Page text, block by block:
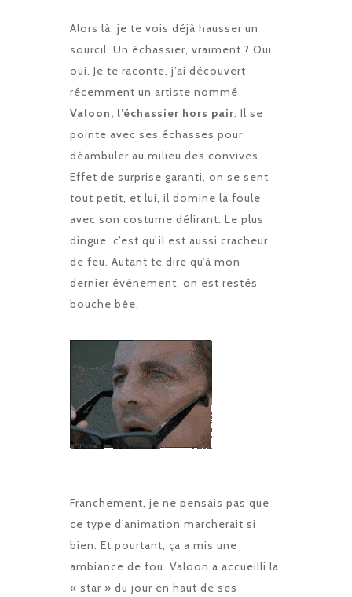
Alors là, je te vois déjà hausser un
sourcil. Un échassier, vraiment ? Oui,
oui. Je te raconte, j’ai découvert
récemment un artiste nommé
Valoon, l’échassier hors pair. Il se
pointe avec ses échasses pour
déambuler au milieu des convives.
Effet de surprise garanti, on se sent
tout petit, et lui, il domine la foule
avec son costume délirant. Le plus
dingue, c’est qu’il est aussi cracheur
de feu. Autant te dire qu’à mon
dernier événement, on est restés
bouche bée.
Franchement, je ne pensais pas que
ce type d’animation marcherait si
bien. Et pourtant, ça a mis une
ambiance de fou. Valoon a accueilli la
« star » du jour en haut de ses